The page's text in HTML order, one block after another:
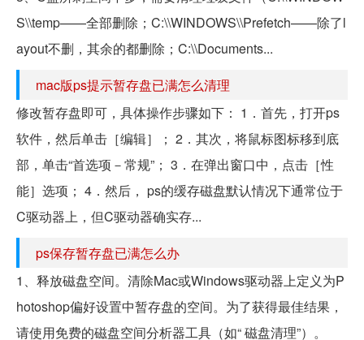
S\\temp——全部删除；C:\\WINDOWS\\Prefetch——除了l
ayout不删，其余的都删除；C:\\Documents...
mac版ps提示暂存盘已满怎么清理
修改暂存盘即可，具体操作步骤如下： 1．首先，打开ps
软件，然后单击［编辑］； 2．其次，将鼠标图标移到底
部，单击“首选项－常规”； 3．在弹出窗口中，点击［性
能］选项； 4．然后， ps的缓存磁盘默认情况下通常位于
C驱动器上，但C驱动器确实存...
ps保存暂存盘已满怎么办
1、释放磁盘空间。清除Mac或Windows驱动器上定义为P
hotoshop偏好设置中暂存盘的空间。为了获得最佳结果，
请使用免费的磁盘空间分析器工具（如“ 磁盘清理”）。